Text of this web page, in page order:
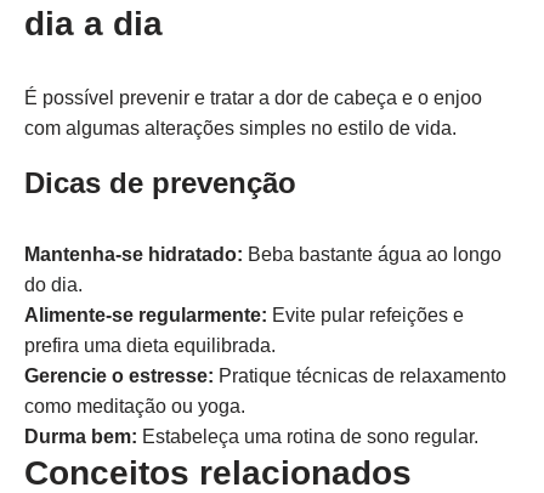
dia a dia
É possível prevenir e tratar a dor de cabeça e o enjoo
com algumas alterações simples no estilo de vida.
Dicas de prevenção
Mantenha-se hidratado: Beba bastante água ao longo
do dia.
Alimente-se regularmente: Evite pular refeições e
prefira uma dieta equilibrada.
Gerencie o estresse: Pratique técnicas de relaxamento
como meditação ou yoga.
Durma bem: Estabeleça uma rotina de sono regular.
Conceitos relacionados